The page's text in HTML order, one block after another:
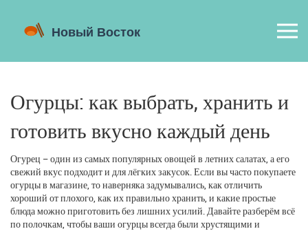
Огурцы: как выбрать, хранить и
готовить вкусно каждый день
Огурец – один из самых популярных овощей в летних салатах, а его
свежий вкус подходит и для лёгких закусок. Если вы часто покупаете
огурцы в магазине, то наверняка задумывались, как отличить
хороший от плохого, как их правильно хранить, и какие простые
блюда можно приготовить без лишних усилий. Давайте разберём всё
по полочкам, чтобы ваши огурцы всегда были хрустящими и